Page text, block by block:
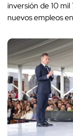
inversión de 10
nuevos empleos en